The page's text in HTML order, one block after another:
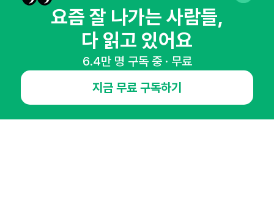
뉴스레터
경기도 성남시 분당구 대왕판교로645번길 16
대표 : 심도섭
사업자등록번호 : 144-81-27690( 사업자정보확인
통신판매업신고번호 : 2014-경기성남-1023
호스팅서비스사업자 : 오픈애즈
서비스•광고 문의 :
1800-2198
요즘 잘 나가는 사람들,
다 읽고 있어요
6.4만 명 구독 중 · 무료
지금 무료 구독하기